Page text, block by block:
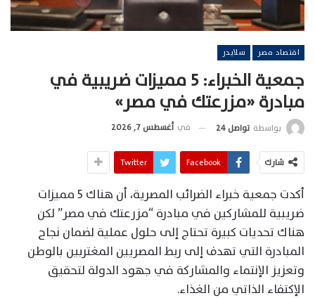
اقتصاد مصر سلايدر
جمعية الخبراء: 5 مميزات ضريبية في
مبادرة «مزرعتك في مصر»
بواسطة تواصل 24 في أغسطس 7, 2026
شارك Facebook
Twitter
أكدت جمعية خبراء الضرائب المصرية، أن هناك 5 مميزات
ضريبية للمشاركين في مبادرة “مزرعتك في مصر” لكن
هناك تحديات كبيرة تحتاج إلى حلول عملية لضمان نجاح
المبادرة التي تهدف إلى ربط المصريين المغتربين بالوطن
وتعزيز الإنتماء والمشاركة في جهود الدولة لتحقيق
الإكتفاء الذاتي من الغذاء.